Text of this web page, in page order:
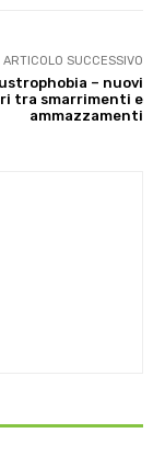
ARTICOLO SUCCESSIVO
– nuovi
tra smarrimenti e
ammazzamenti